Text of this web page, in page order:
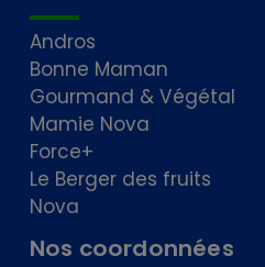
Andros
Bonne Maman
Gourmand & Végétal
Mamie Nova
Force+
Le Berger des fruits
Nova
Nos coordonnées